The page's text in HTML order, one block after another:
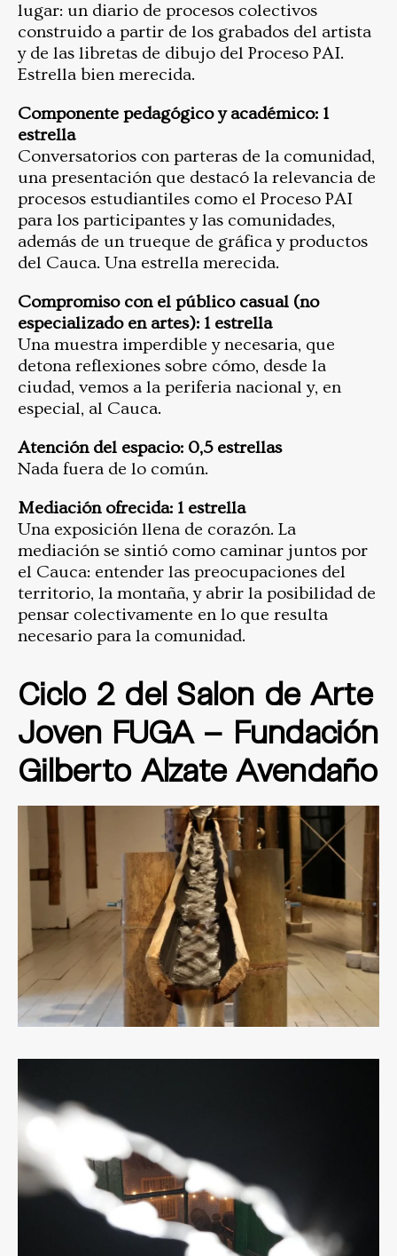
lugar: un diario de procesos colectivos
construido a partir de los grabados del artista
y de las libretas de dibujo del Proceso PAI.
Estrella bien merecida.
Componente pedagógico y académico: 1
estrella
Conversatorios con parteras de la comunidad,
una presentación que destacó la relevancia de
procesos estudiantiles como el Proceso PAI
para los participantes y las comunidades,
además de un trueque de gráfica y productos
del Cauca. Una estrella merecida.
Compromiso con el público casual (no
especializado en artes): 1 estrella
Una muestra imperdible y necesaria, que
detona reflexiones sobre cómo, desde la
ciudad, vemos a la periferia nacional y, en
especial, al Cauca.
Atención del espacio: 0,5 estrellas
Nada fuera de lo común.
Mediación ofrecida: 1 estrella
Una exposición llena de corazón. La
mediación se sintió como caminar juntos por
el Cauca: entender las preocupaciones del
territorio, la montaña, y abrir la posibilidad de
pensar colectivamente en lo que resulta
necesario para la comunidad.
Ciclo 2 del Salon de Arte
Joven FUGA – Fundación
Gilberto Alzate Avendaño